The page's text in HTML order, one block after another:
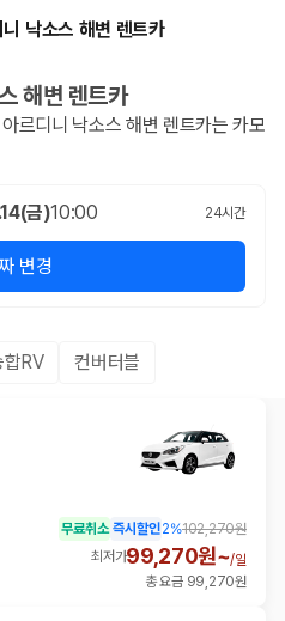
낙소스 해변 렌트카
해변 렌트카
르디니 낙소스 해변 렌트카는 카모
금)10:00 24시간
변경
합RV 컨버터블
무료취소 즉시할인2%102,270원
최저가99,270원~/일
총 요금 99,270원